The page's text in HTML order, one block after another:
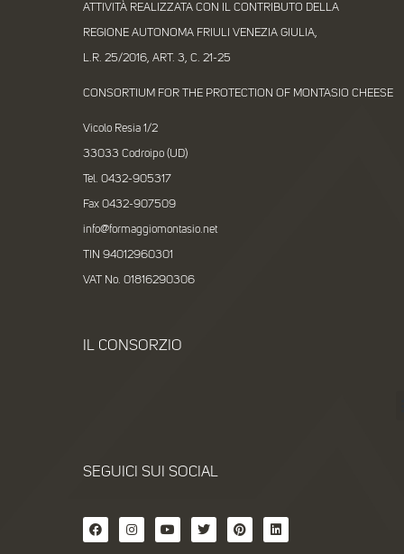
ATTIVITÀ REALIZZATA CON IL CONTRIBUTO DELLA
REGIONE AUTONOMA FRIULI VENEZIA GIULIA,
L.R. 25/2016, ART. 3, C. 21-25
CONSORTIUM FOR THE PROTECTION OF MONTASIO CHEESE
Vicolo Resia 1/2
33033 Codroipo (UD)
Tel. 0432-905317
Fax 0432-907509
info@formaggiomontasio.net
TIN 94012960301
VAT No. 01816290306
IL CONSORZIO
SEGUICI SUI SOCIAL